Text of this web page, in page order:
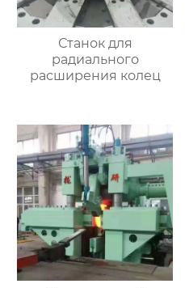
Станок для
радиального
расширения колец